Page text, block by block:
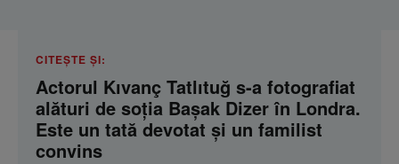
CITEȘTE ȘI:
Actorul Kıvanç Tatlıtuğ s-a fotografiat
alături de soția Başak Dizer în Londra.
Este un tată devotat și un familist
convins